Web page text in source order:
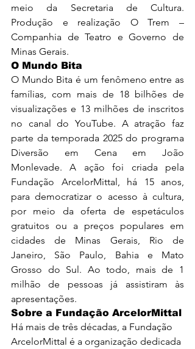
meio da Secretaria de Cultura.
Produção e realização O Trem –
Companhia de Teatro e Governo de
Minas Gerais.
O Mundo Bita
O Mundo Bita é um fenômeno entre as
famílias, com mais de 18 bilhões de
visualizações e 13 milhões de inscritos
no canal do YouTube. A atração faz
parte da temporada 2025 do programa
Diversão em Cena em João
Monlevade. A ação foi criada pela
Fundação ArcelorMittal, há 15 anos,
para democratizar o acesso à cultura,
por meio da oferta de espetáculos
gratuitos ou a preços populares em
cidades de Minas Gerais, Rio de
Janeiro, São Paulo, Bahia e Mato
Grosso do Sul. Ao todo, mais de 1
milhão de pessoas já assistiram às
apresentações.
Sobre a Fundação ArcelorMittal
Há mais de três décadas, a Fundação
ArcelorMittal é a organização dedicada